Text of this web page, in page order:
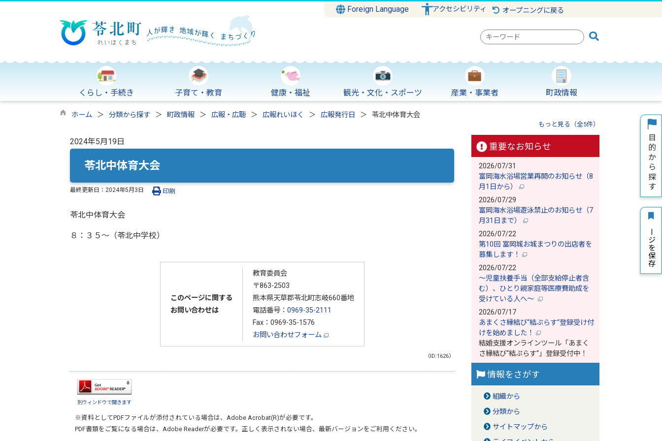
Foreign Language アクセシビリティ オープニングに戻る
検
キ
ー
ワ
ー
くらし・手続き 子育て・教育 健康・福祉 観光・文化・スポーツ 産業・事業者 町政情報
ホーム 分類から探す 町政情報 広報・広聴 広報れいほく 広報発行日 苓北中体育大会
もっと見る（全5件）
2024年5月19日
苓北中体育大会
最終更新日： 2024年5月3日 印刷
苓北中体育大会
８：３５～（苓北中学校）
このページに関する
お問い合わせは
教育委員会
〒863-2503
熊本県天草郡苓北町志岐660番地
電話番号： 0969-35-2111
Fax：0969-35-1576
お問い合わせフォーム
（ID:1626）
別ウィンドウで開きます
※資料としてPDFファイルが添付されている場合は、 Adobe Acrobat(R)が必要です。
PDF書類をご覧になる場合は、 Adobe Readerが必要です。正しく表示されない場合、最新バージョンをご利用ください。
重要なお知らせ
2026/07/31
富岡海水浴場営業再開のお知らせ（8
月1日から）
2026/07/29
富岡海水浴場遊泳禁止のお知らせ（7
月31日まで）
2026/07/22
第10回 富岡城お城まつりの出店者を
募集します！
2026/07/22
～児童扶養手当（全部支給停止者含
む）、ひとり親家庭等医療費助成を
受けている人へ～
2026/07/17
あまくさ縁結び‘‘結ぷらす‘‘登録受け付
けを始めました！
結婚支援オンラインツール「あまく
さ縁結び‘‘結ぷらす‘‘」登録受付中！
情報をさがす
組織から
分類から
サイトマップから
ページを保存